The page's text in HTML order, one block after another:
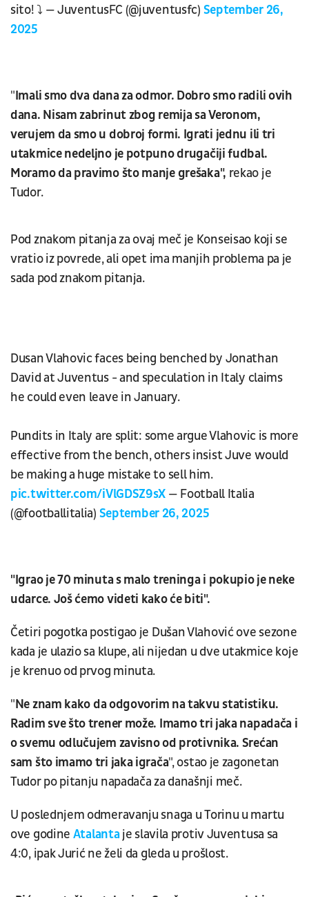
sito! ⤵️ — JuventusFC (@juventusfc) September 26,
2025
"Imali smo dva dana za odmor. Dobro smo radili ovih
dana. Nisam zabrinut zbog remija sa Veronom,
verujem da smo u dobroj formi. Igrati jednu ili tri
utakmice nedeljno je potpuno drugačiji fudbal.
Moramo da pravimo što manje grešaka", rekao je
Tudor.
Pod znakom pitanja za ovaj meč je Konseisao koji se
vratio iz povrede, ali opet ima manjih problema pa je
sada pod znakom pitanja.
Dusan Vlahovic faces being benched by Jonathan
David at Juventus - and speculation in Italy claims
he could even leave in January.
Pundits in Italy are split: some argue Vlahovic is more
effective from the bench, others insist Juve would
be making a huge mistake to sell him.
pic.twitter.com/iVlGDSZ9sX — Football Italia
(@footballitalia) September 26, 2025
"Igrao je 70 minuta s malo treninga i pokupio je neke
udarce. Još ćemo videti kako će biti".
Četiri pogotka postigao je Dušan Vlahović ove sezone
kada je ulazio sa klupe, ali nijedan u dve utakmice koje
je krenuo od prvog minuta.
"Ne znam kako da odgovorim na takvu statistiku.
Radim sve što trener može. Imamo tri jaka napadača i
o svemu odlučujem zavisno od protivnika. Srećan
sam što imamo tri jaka igrača", ostao je zagonetan
Tudor po pitanju napadača za današnji meč.
U poslednjem odmeravanju snaga u Torinu u martu
ove godine Atalantaje slavila protiv Juventusa sa
4:0, ipak Jurić ne želi da gleda u prošlost.